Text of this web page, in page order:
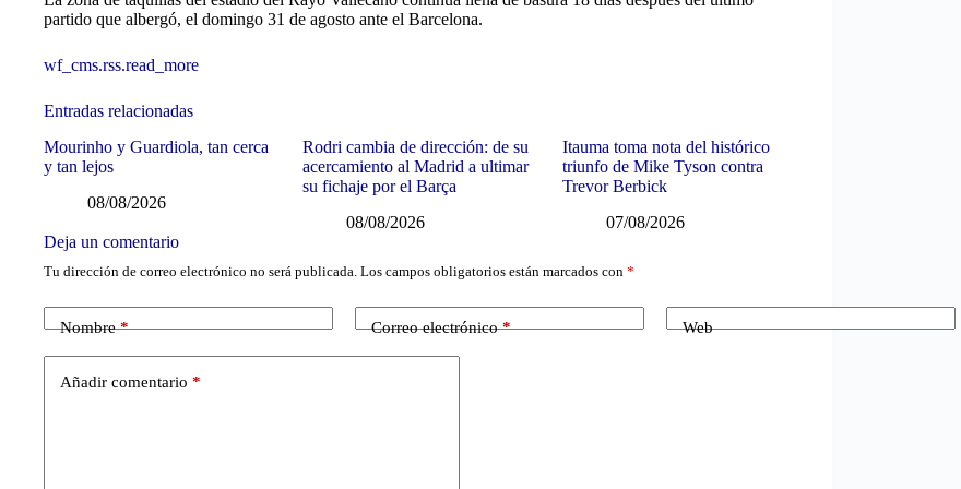
partido que albergó, el domingo 31 de agosto ante el Barcelona.
wf_cms.rss.read_more
Entradas relacionadas
Mourinho y Guardiola, tan cerca
y tan lejos
08/08/2026
Rodri cambia de dirección: de su
acercamiento al Madrid a ultimar
su fichaje por el Barça
08/08/2026
Itauma toma nota del histórico
triunfo de Mike Tyson contra
Trevor Berbick
07/08/2026
Deja un comentario
Tu dirección de correo electrónico no será publicada. Los campos obligatorios están marcados con *
Nombre* Correo electrónico* Web
Añadir comentario *